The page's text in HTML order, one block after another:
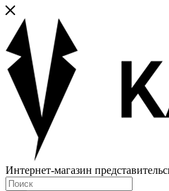
Интернет-магазин